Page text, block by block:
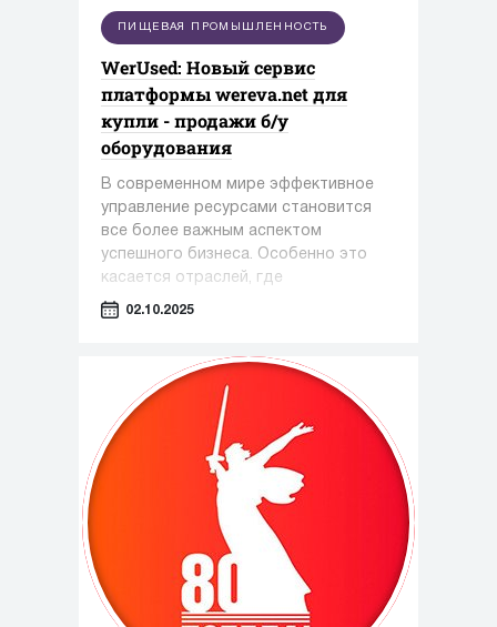
ПИЩЕВАЯ ПРОМЫШЛЕННОСТЬ
WerUsed: Новый сервис
платформы wereva.net для
купли - продажи б/у
оборудования
В современном мире эффективное
управление ресурсами становится
все более важным аспектом
успешного бизнеса. Особенно это
касается отраслей, где
оборудование играет ключевую роль
промышленность.
02.10.2025